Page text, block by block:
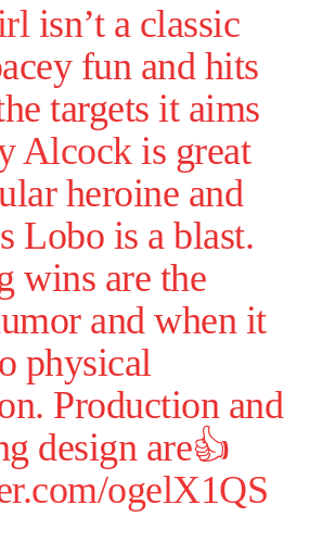
isn’t a classic
fun and hits
targets it aims
Alcock is great
heroine and
Lobo is a blast.
wins are the
and when it
physical
Production and
design are👍
ogelX1QS